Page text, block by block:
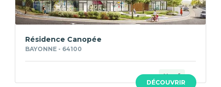
DÉCOUVRIR
Résidence Canopée
BAYONNE - 64100
Neuf